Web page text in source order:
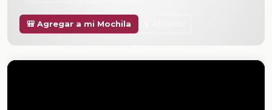
🎒 Agregar a mi Mochila